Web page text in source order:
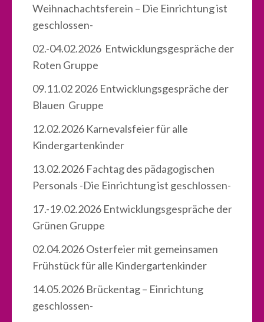
Weihnachachtsferein – Die Einrichtung ist
geschlossen-
02.-04.02.2026 Entwicklungsgespräche der
Roten Gruppe
09.11.02 2026 Entwicklungsgespräche der
Blauen Gruppe
12.02.2026 Karnevalsfeier für alle
Kindergartenkinder
13.02.2026 Fachtag des pädagogischen
Personals -Die Einrichtung ist geschlossen-
17.-19.02.2026 Entwicklungsgespräche der
Grünen Gruppe
02.04.2026 Osterfeier mit gemeinsamen
Frühstück für alle Kindergartenkinder
14.05.2026 Brückentag – Einrichtung
geschlossen-